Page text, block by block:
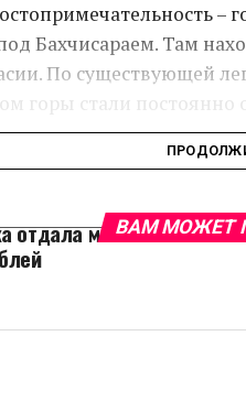
–
Бахчисараем. Там
По существующей
горы стали постоянно
отдала мошенникам
ВАМ МОЖЕТ